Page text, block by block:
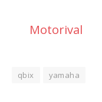
Motorival
qbix yamaha